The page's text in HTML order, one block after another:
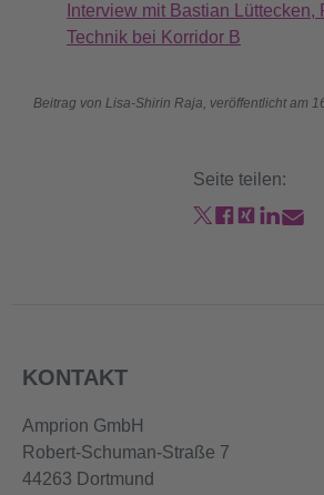
Interview mit Bastian Lüttecken,
Technik bei Korridor B
Beitrag von Lisa-Shirin Raja, veröffentlicht am
Seite teilen:
KONTAKT
Amprion GmbH
Robert-Schuman-Straße 7
44263 Dortmund